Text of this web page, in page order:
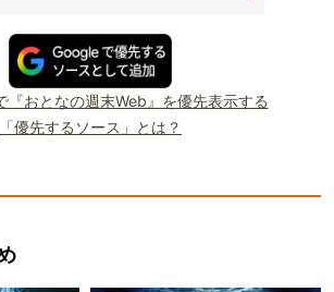
『おとなの週末Web』を優先表示する
「優先するソース」とは？